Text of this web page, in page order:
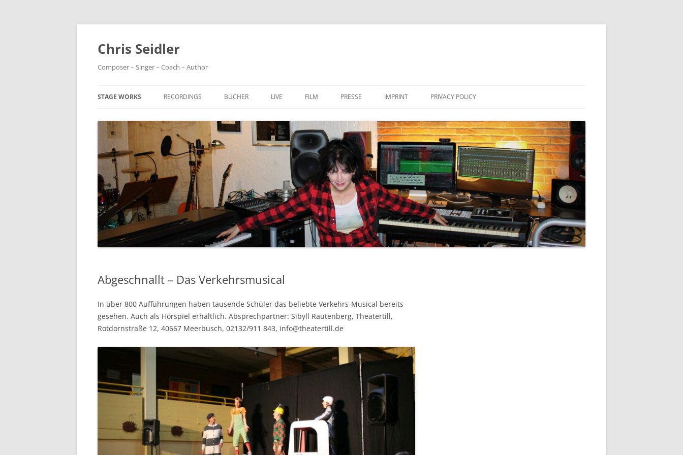
Chris Seidler
Composer – Singer – Coach – Author
Inhalt
STAGE WORKS
KATER MOSHE
ABGESCHNALLT
FELLINI FELLINI
ENGEL WESEN
DIE SIEBEN HIMMEL
RECORDINGS
ROUND MIDNIGHT
WHAT A WONDERFUL WORLD
ATMOSPHERES
BÜCHER LIVE FILM PRESSE IMPRINT PRIVACY POLICY
Abgeschnallt – Das Verkehrsmusical
In über 800 Aufführungen haben tausende Schüler das beliebte Verkehrs-Musical bereits
gesehen. Auch als Hörspiel erhältlich. Absprechpartner: Sibyll Rautenberg, Theatertill,
Rotdornstraße 12, 40667 Meerbusch, 02132/911 843, info@theatertill.de